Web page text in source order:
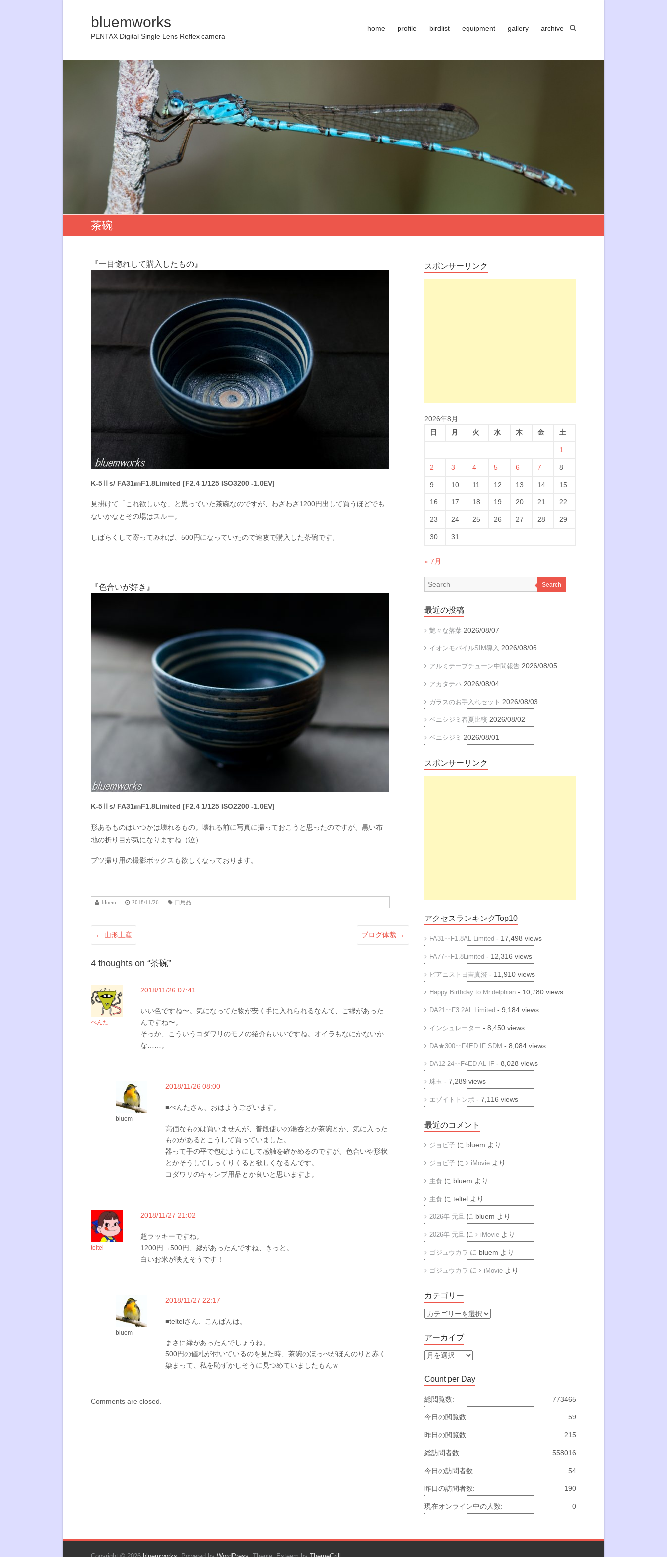
bluemworks
PENTAX Digital Single Lens Reflex camera
home profile birdlist equipment gallery archive
茶碗
『一目惚れして購入したもの』
K-5Ⅱs/ FA31㎜F1.8Limited [F2.4 1/125 ISO3200 -1.0EV]
見掛けて「これ欲しいな」と思っていた茶碗なのですが、わざわざ1200円出して買うほどでも
ないかなとその場はスルー。
しばらくして寄ってみれば、500円になっていたので速攻で購入した茶碗です。
『色合いが好き』
K-5Ⅱs/ FA31㎜F1.8Limited [F2.4 1/125 ISO2200 -1.0EV]
形あるものはいつかは壊れるもの。壊れる前に写真に撮っておこうと思ったのですが、黒い布
地の折り目が気になりますね（泣）
ブツ撮り用の撮影ボックスも欲しくなっております。
bluem 2018/11/26 日用品
← 山形土産 ブログ体裁 →
4 thoughts on “茶碗”
べんた
2018/11/26 07:41
いい色ですね〜。気になってた物が安く手に入れられるなんて、ご縁があった
んですね〜。
そっか、こういうコダワリのモノの紹介もいいですね。オイラもなにかないか
な……。
bluem
2018/11/26 08:00
■べんたさん、おはようございます。
高価なものは買いませんが、普段使いの湯呑とか茶碗とか、気に入った
ものがあるとこうして買っていました。
器って手の平で包むようにして感触を確かめるのですが、色合いや形状
とかそうしてしっくりくると欲しくなるんです。
コダワリのキャンプ用品とか良いと思いますよ。
teltel
2018/11/27 21:02
超ラッキーですね。
1200円→500円、縁があったんですね、きっと。
白いお米が映えそうです！
bluem
2018/11/27 22:17
■teltelさん、こんばんは。
まさに縁があったんでしょうね。
500円の値札が付いているのを見た時、茶碗のほっぺがほんのりと赤く
染まって、私を恥ずかしそうに見つめていましたもんｗ
Comments are closed.
スポンサーリンク
2026年8月
日
月 火 水 木 金 土
1
2 3 4 5 6 7 8
9 10 11 12 13 14 15
16 17 18 19 20 21 22
23 24 25 26 27 28 29
30 31
« 7月
Search
最近の投稿
艶々な落葉 2026/08/07
イオンモバイルSIM導入 2026/08/06
アルミテープチューン中間報告 2026/08/05
アカタテハ 2026/08/04
ガラスのお手入れセット 2026/08/03
ベニシジミ春夏比較 2026/08/02
ベニシジミ 2026/08/01
スポンサーリンク
アクセスランキングTop10
FA31㎜F1.8AL Limited - 17,498 views
FA77㎜F1.8Limited - 12,316 views
ピアニスト日吉真澄 - 11,910 views
Happy Birthday to Mr.delphian - 10,780 views
DA21㎜F3.2AL Limited - 9,184 views
インシュレーター - 8,450 views
DA★300㎜F4ED IF SDM - 8,084 views
DA12-24㎜F4ED AL IF - 8,028 views
珠玉 - 7,289 views
エゾイトトンボ - 7,116 views
最近のコメント
ジョビ子 に bluem より
ジョビ子 に iMovie より
主食 に bluem より
主食 にteltel より
2026年 元旦 に bluem より
2026年 元旦 に iMovie より
ゴジュウカラ に bluem より
ゴジュウカラ に iMovie より
カテゴリー
カ
ゴ
リ
ー
アーカイブ
ア
カ
イ
ブ
Count per Day
773465
総閲覧数:
59
今日の閲覧数:
215
昨日の閲覧数:
558016
総訪問者数:
54
今日の訪問者数:
190
昨日の訪問者数:
0
現在オンライン中の人数: